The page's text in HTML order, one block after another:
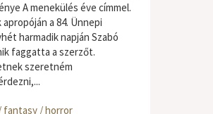
A menekülés éve címmel.
apropóján a 84. Ünnepi
harmadik napján Szabó
faggatta a szerzőt.
szeretném
fantasy / horror